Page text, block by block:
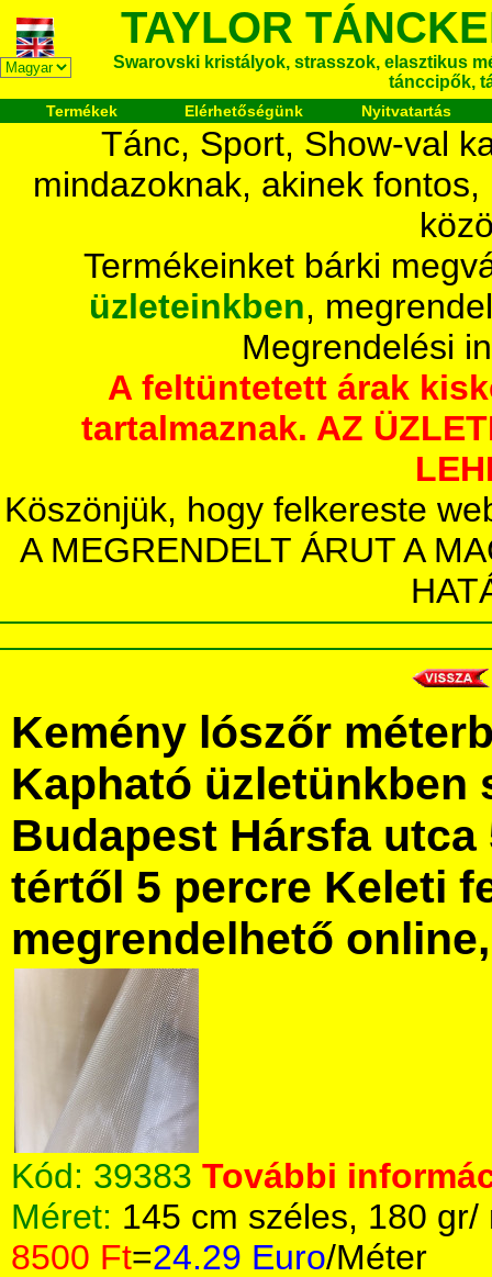
TAYLOR
Swarovski kristályok, strasszok, elasztikus
tánccipők,
Termékek Elérhetőségünk Nyitvatartás
Tánc, Sport, Show-val
mindazoknak, akinek
Termékeinket bárki
üzleteinkben,
Megrendelési
A feltüntetett árak
tartalmaznak. AZ
Köszönjük, hogy felkereste
A MEGRENDELT ÁRUT A
Kemény lószőr
Kapható üzletünkben
Budapest Hársfa utca
tértől 5 percre Keleti
megrendelhető
Kód: 39383 További
Méret: 145 cm széles, 180 gr/
8500 Ft=24.29 Euro/Méter